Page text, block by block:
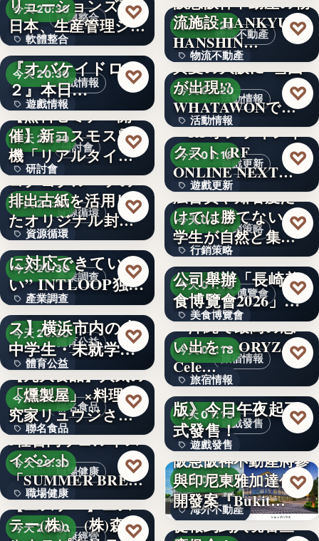
65億回
軟體整合
今天 20:30
軟體整合
670
リューションズ東
日本、生産管理シ
ステム「…
♡
遊戲情報
今天 20:30
遊戲情報
文字
Nitendo Switch™版
『オバケイドロ
２』本日…
♡
研討會
今天 20:30
研討會
1964
【無料セミナー開
催】新コスモス電
機「リアルタイム
モニタと…
♡
資源循環
今天 20:30
資源循環
50%
コクヨグループの
排出古紙を活用し
たオリジナル封筒
を採用
♡
產業調查
今天 20:30
產業調查
文字
“9割の企業が十分
に対応できていな
い” INTLOOP独…
♡
體育公益
今天 20:30
體育公益
文字
【横浜エクセレン
ス】横浜市内の小
中学生・未就学児
対象！「…
♡
聯名食品
今天 20:30
聯名食品
100億本
【丸大食品】人気の
「燻製屋」×料理研
究家リュウジさん
がコ…
♡
職場健康
今天 20:30
職場健康
82.0%
3社合同ウェルネス
イベント
「SUMMER BRE…
♡
健康經營
今天 20:30
【エステー】エス
テー(株)、 (株)森ビ
♡
文字
物流不動產
今天 01:20
物流不動產
2
流施設 HANKYU
HANSHIN…
♡
活動情報
今天 01:20
活動情報
1,500
真夏の大阪に“雪国”
が出現!?
WHATAWONで夏
限定…
♡
遊戲更新
今天 01:18
遊戲更新
500
『RFオンラインネ
クスト (RF
ONLINE NEXT…
♡
行銷策略
今天 01:18
行銷策略
2,010
広告費や知名度だ
けでは勝てない。
学生が自然と集ま
る「新…
♡
美食博覽會
今天 01:18
美食博覽會
文字
岩田產業股份有限
公司舉辦「長崎美
食博覽會2026」
整合…
♡
旅宿情報
今天 01:18
旅宿情報
1,000
～沖縄で最高の思
い出を～ ORYZAE
Cele…
♡
遊戲發售
今天 01:15
遊戲發售
文字
《Lies of P：完整
版》今日午夜起正
式發售！
♡
今天 01:10
海外不動產
阪急阪神不動產將參
與印尼東雅加達住宅
開發案『Bukit…
♡
從報到到入境審查一